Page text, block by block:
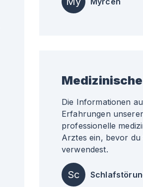
Die Informationen
Erfahrungen
professionelle
Arztes ein, bevor
verwendest.
Sc